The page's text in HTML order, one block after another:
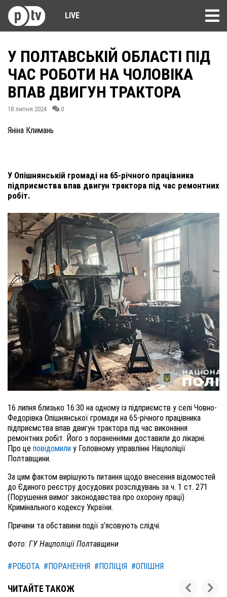
LIVE
У ПОЛТАВСЬКІЙ ОБЛАСТІ ПІД
ЧАС РОБОТИ НА ЧОЛОВІКА
ВПАВ ДВИГУН ТРАКТОРА
18 липня 2024 0
Яніна Климань
У Опішнянській громаді на 65-річного працівника
підприємства впав двигун трактора під час ремонтних
робіт.
16 липня близько 16:30 на одному із підприємств у селі Човно-
Федорівка Опішнянської громади на 65-річного працівника
підприємства впав двигун трактора під час виконання
ремонтних робіт. Його з пораненнями доставили до лікарні.
Про це повідомили у Головному управлінні Нацполіції
Полтавщини.
За цим фактом вирішують питання щодо внесення відомостей
до Єдиного реєстру досудових розслідувань за ч. 1 ст. 271
(Порушення вимог законодавства про охорону праці)
Кримінального кодексу України.
Причини та обставини події з’ясовують слідчі.
Фото: ГУ Нацполіції Полтавщини
#РОБОТА #ПОРАНЕННЯ #ПОЛІЦІЯ #ОПІШНЯ
ЧИТАЙТЕ ТАКОЖ